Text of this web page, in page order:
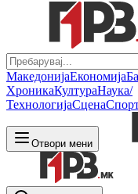
МакедонијаЕкономија
ХроникаКултураНаука/
ТехнологијаСцена
Отвори мени